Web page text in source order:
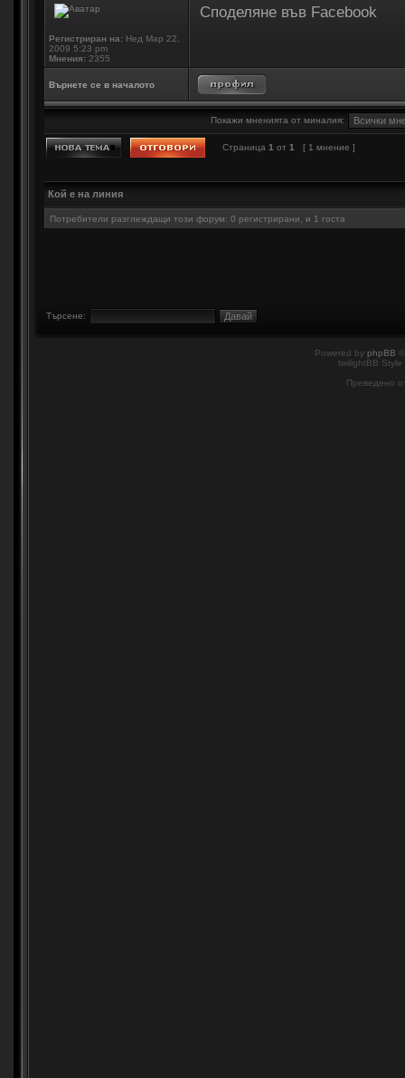
Регистриран на: Нед Мар 22,
2009 5:23 pm
Мнения: 2355
Споделяне във Facebook
Върнете се в началото
Покажи мненията от миналия:
Страница 1 от 1 [ 1 мнение ]
Кой е на линия
Потребители разглеждащи този форум: 0 регистрирани, и 1 госта
Търсене:
Powered by phpBB
twilightBB
Преведено